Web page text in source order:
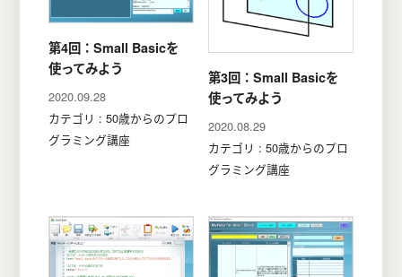
第4回：Small Basicを
使ってみよう
2020.09.28
カテゴリ : 50歳からのプロ
グラミング講座
第3回：Small Basicを
使ってみよう
2020.08.29
カテゴリ : 50歳からのプロ
グラミング講座